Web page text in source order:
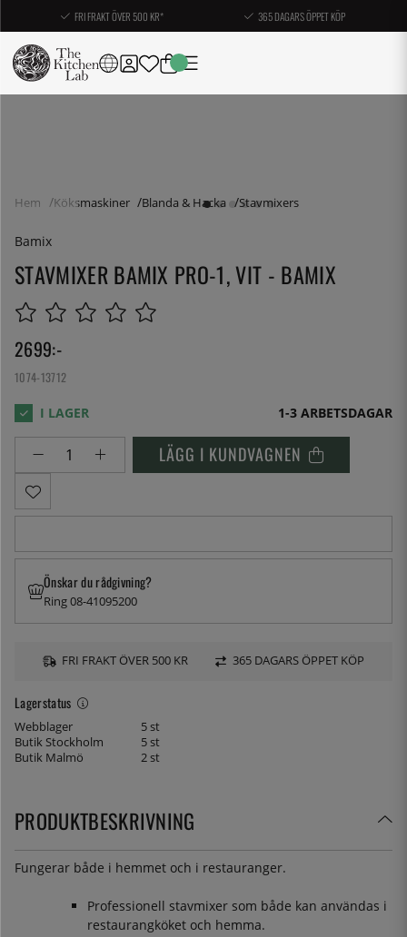
FRI FRAKT ÖVER 500 KR* 365 DAGARS ÖPPET KÖP
Hem Köksmaskiner Blanda & Hacka Stavmixers
Bamix
STAVMIXER BAMIX PRO-1, VIT - BAMIX
2699:-
1074-13712
1-3 ARBETSDAGAR
LÄGG I KUNDVAGNEN
Lagerstatus
Webblager
5 st
Butik Stockholm
5 st
Butik Malmö
2 st
Önskar du rådgivning?
Ring 08-41095200
FRI FRAKT ÖVER 500 KR 365 DAGARS ÖPPET KÖP
PRODUKTBESKRIVNING
Fungerar både i hemmet och i restauranger.
Professionell stavmixer som både kan användas i
restaurangköket och hemma.